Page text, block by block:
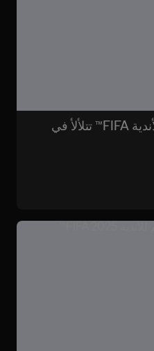
كأس بطولة كأس العالم للأندية FIFA™ تتلألأ في